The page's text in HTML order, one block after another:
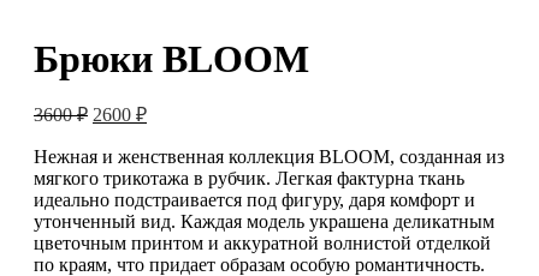
Брюки BLOOM
3600₽ Первоначальная
составляла
3600 ₽.
2600 ₽Текущая
2600 ₽.
Нежная и женственная коллекция BLOOM, созданная из
мягкого трикотажа в рубчик. Легкая фактурна ткань
идеально подстраивается под фигуру, даря комфорт и
утонченный вид. Каждая модель украшена деликатным
цветочным принтом и аккуратной волнистой отделкой
по краям, что придает образам особую романтичность.